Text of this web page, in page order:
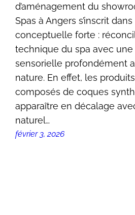
d’aménagement du
Spas à Angers s’inscrit
conceptuelle forte :
technique du spa avec
sensorielle profondément
nature. En effet, les
composés de coques
apparaître en décalage
naturel…
février 3, 2026